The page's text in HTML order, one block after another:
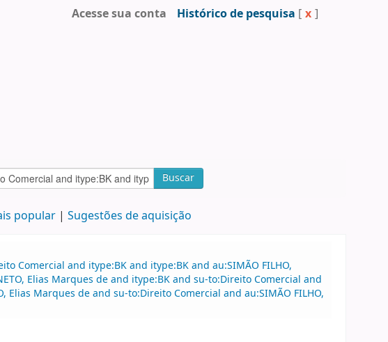
Acesse sua conta Histórico de pesquisa [ x ]
Buscar
popular Sugestões de aquisição
Comercial and itype:BK and itype:BK and au:SIMÃO FILHO,
Elias Marques de and itype:BK and su-to:Direito Comercial and
Elias Marques de and su-to:Direito Comercial and au:SIMÃO FILHO,